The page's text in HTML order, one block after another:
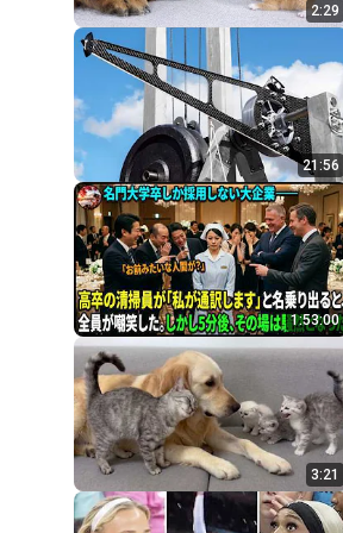
2:29
21:56
1:53:00
3:21